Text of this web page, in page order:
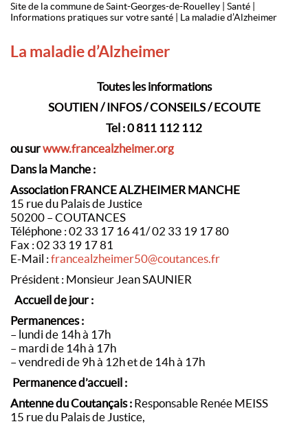
Site de la commune de Saint-Georges-de-Rouelley Santé
Informations pratiques sur votre santé
La maladie d’Alzheimer
La maladie d’Alzheimer
Toutes les informations
SOUTIEN / INFOS / CONSEILS / ECOUTE
Tel : 0 811 112 112
ou surwww.francealzheimer.org
Dans la Manche :
Association FRANCE ALZHEIMER MANCHE
15 rue du Palais de Justice
50200 – COUTANCES
Téléphone : 02 33 17 16 41/ 02 33 19 17 80
Fax : 02 33 19 17 81
E-Mail : francealzheimer50@coutances.fr
Président : Monsieur Jean SAUNIER
Accueil de jour :
Permanences :
– lundi de 14h à 17h
– mardi de 14h à 17h
– vendredi de 9h à 12h et de 14h à 17h
Permanence d’accueil :
Antenne du Coutançais : Responsable Renée MEISS
15 rue du Palais de Justice,